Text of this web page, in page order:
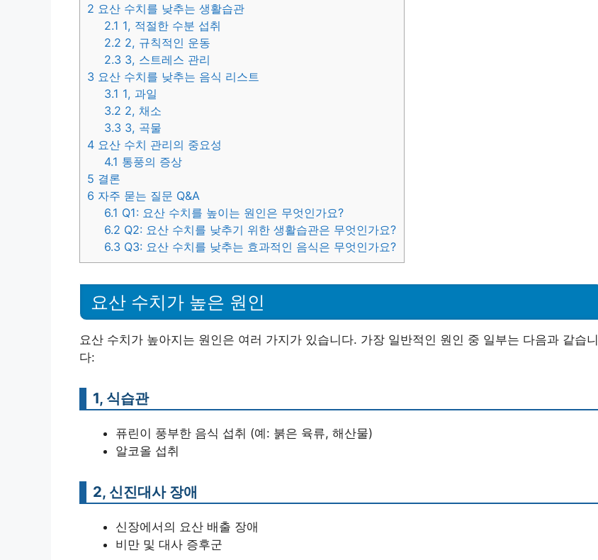
2 요산 수치를 낮추는 생활습관
2.1 1, 적절한 수분 섭취
2.2 2, 규칙적인 운동
2.3 3, 스트레스 관리
3 요산 수치를 낮추는 음식 리스트
3.1 1, 과일
3.2 2, 채소
3.3 3, 곡물
4 요산 수치 관리의 중요성
4.1 통풍의 증상
5 결론
6 자주 묻는 질문 Q&A
6.1 Q1: 요산 수치를 높이는 원인은 무엇인가요?
6.2 Q2: 요산 수치를 낮추기 위한 생활습관은 무엇인가요?
6.3 Q3: 요산 수치를 낮추는 효과적인 음식은 무엇인가요?
요산 수치가 높은 원인
요산 수치가 높아지는 원인은 여러 가지가 있습니다. 가장 일반적인 원인 중 일부는 다음과 같습니
다:
1, 식습관
퓨린이 풍부한 음식 섭취 (예: 붉은 육류, 해산물)
알코올 섭취
2, 신진대사 장애
신장에서의 요산 배출 장애
비만 및 대사 증후군